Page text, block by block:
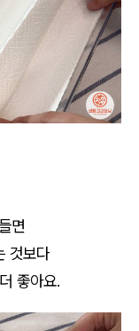
면
것보다
좋아요.